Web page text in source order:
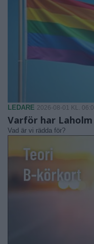
LEDARE 2026-08-01 KL.
Varför har
Vad är vi rädda för?